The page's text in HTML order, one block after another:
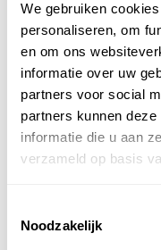
We gebruiken
personaliseren, om
en om ons
informatie over uw
partners voor social
partners kunnen
informatie die u aan
verzameld op basis
Noodzakelijk
zeer verrassende
begroeid met
watervalletjes
sprookjesachtig
denken aan de